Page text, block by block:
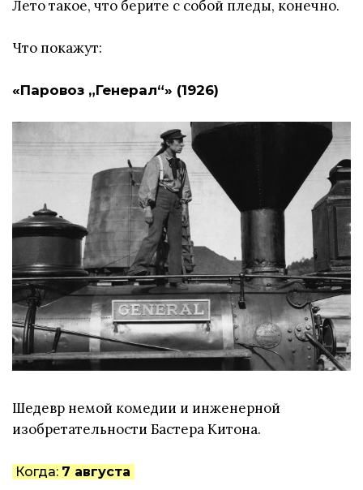
Лето такое, что берите с собой пледы, конечно.
Что покажут:
«Паровоз „Генерал“» (1926)
Шедевр немой комедии и инженерной
изобретательности Бастера Китона.
Когда: 7 августа